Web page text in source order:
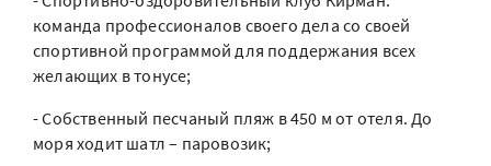
команда профессионалов своего дела со своей
спортивной программой для поддержания всех
желающих в тонусе;
- Собственный песчаный пляж в 450 м от отеля. До
моря ходит шатл – паровозик;